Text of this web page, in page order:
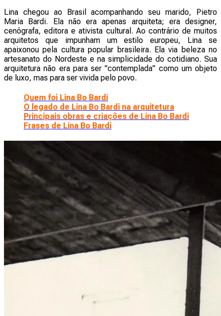
Lina chegou ao Brasil acompanhando seu marido, Pietro
Maria Bardi. Ela não era apenas arquiteta; era designer,
cenógrafa, editora e ativista cultural. Ao contrário de muitos
arquitetos que impunham um estilo europeu, Lina se
apaixonou pela cultura popular brasileira. Ela via beleza no
artesanato do Nordeste e na simplicidade do cotidiano. Sua
arquitetura não era para ser "contemplada" como um objeto
de luxo, mas para ser vivida pelo povo.
Quem foi Lina Bo Bardi
O legado de Lina Bo Bardi na arquitetura
Principais obras e criações de Lina Bo Bardi
Frases de Lina Bo Bardi